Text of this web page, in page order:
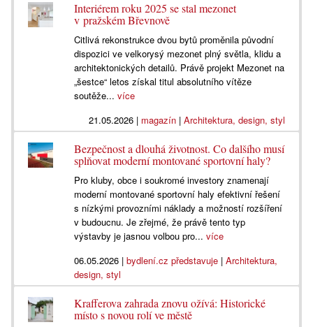
Interiérem roku 2025 se stal mezonet
v pražském Břevnově
Citlivá rekonstrukce dvou bytů proměnila původní
dispozici ve velkorysý mezonet plný světla, klidu a
architektonických detailů. Právě projekt Mezonet na
„šestce“ letos získal titul absolutního vítěze
soutěže...více
21.05.2026| magazín| Architektura, design, styl
Bezpečnost a dlouhá životnost. Co dalšího musí
splňovat moderní montované sportovní haly?
Pro kluby, obce i soukromé investory znamenají
moderní montované sportovní haly efektivní řešení
s nízkými provozními náklady a možností rozšíření
v budoucnu. Je zřejmé, že právě tento typ
výstavby je jasnou volbou pro...více
06.05.2026 |bydlení.cz představuje |Architektura,
design, styl
Krafferova zahrada znovu ožívá: Historické
místo s novou rolí ve městě